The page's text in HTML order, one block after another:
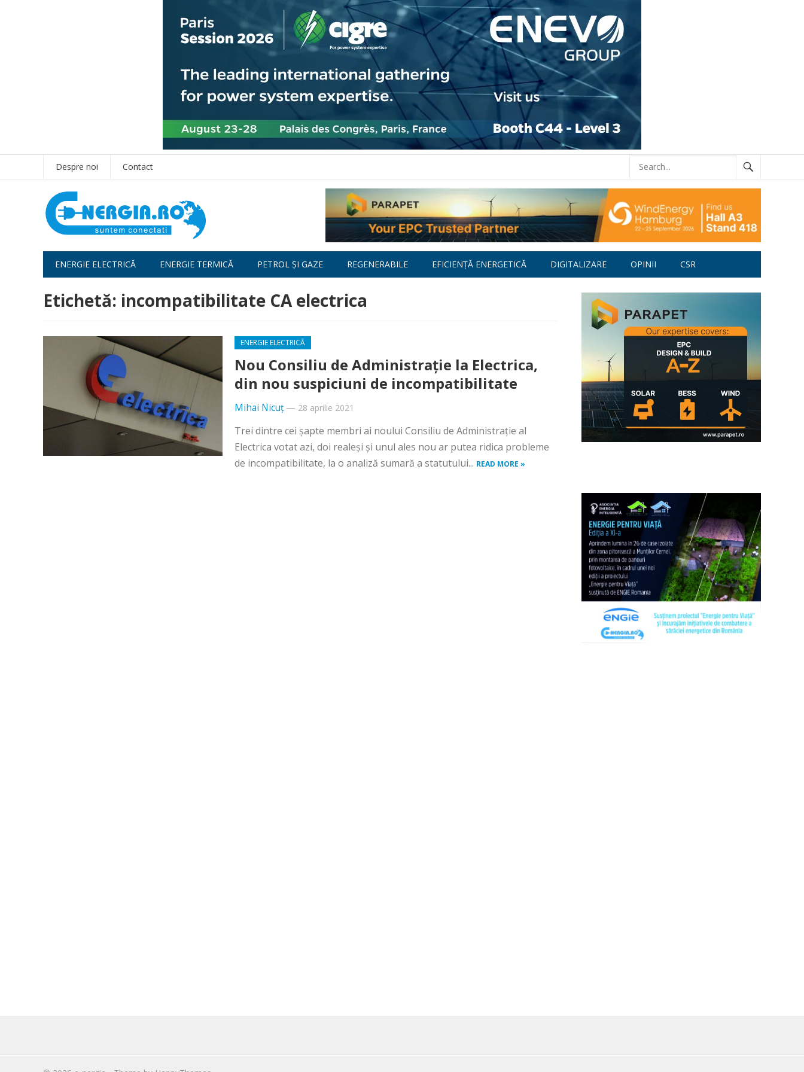
Despre noi Contact
ENERGIE ELECTRICĂ ENERGIE TERMICĂ PETROL ȘI GAZE REGENERABILE EFICIENȚĂ ENERGETICĂ DIGITALIZARE OPINII CSR
Etichetă: incompatibilitate CA electrica
ENERGIE ELECTRICĂ
Nou Consiliu de Administrație la Electrica,
din nou suspiciuni de incompatibilitate
Mihai Nicuț— 28 aprilie 2021
Trei dintre cei șapte membri ai noului Consiliu de Administrație al
Electrica votat azi, doi realeși și unul ales nou ar putea ridica probleme
de incompatibilitate, la o analiză sumară a statutului... READ MORE »